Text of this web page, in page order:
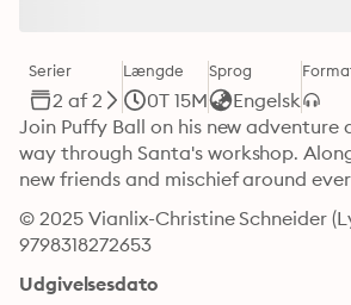
Serier
2 af 2
Længde
0T 15M
Sprog
Engelsk
Join Puffy Ball on his new adventure
way through Santa's workshop.
new friends and mischief around
© 2025 Vianlix-Christine Schneider
9798318272653
Udgivelsesdato